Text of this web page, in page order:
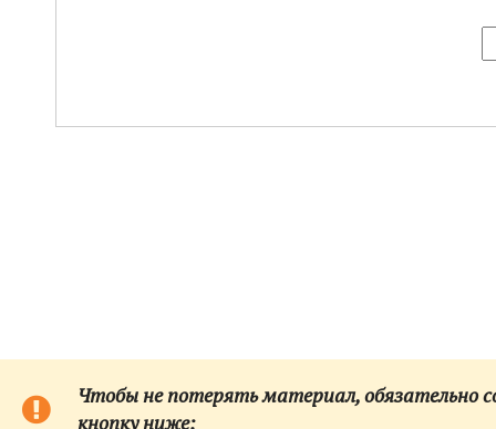
Чтобы не потерять материал, обязательно
кнопку ниже: